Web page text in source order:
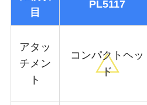
目
PL5117
アタッ
チメン
ト
コンパクトヘッ
ド